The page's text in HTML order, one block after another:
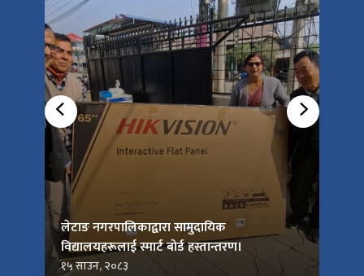
लेटाङ नगरपालिकाद्वारा सामुदायिक
विद्यालयहरूलाई स्मार्ट बोर्ड हस्तान्तरण।
१५ साउन, २०८३